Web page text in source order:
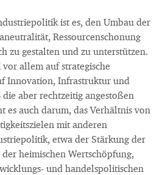
ist es, den Umbau der
Ressourcenschonung
zu gestalten und zu unterstützen.
allem auf strategische
Innovation, Infrastruktur und
aber rechtzeitig angestoßen
es auch darum, das Verhältnis von
mit anderen
etwa der Stärkung der
heimischen Wertschöpfung,
und handelspolitischen